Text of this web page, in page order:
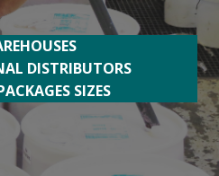
DISTRIBUTORS
SIZES